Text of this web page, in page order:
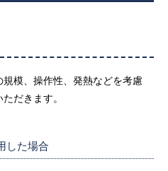
模、操作性、発熱などを考慮
だきます。
した場合